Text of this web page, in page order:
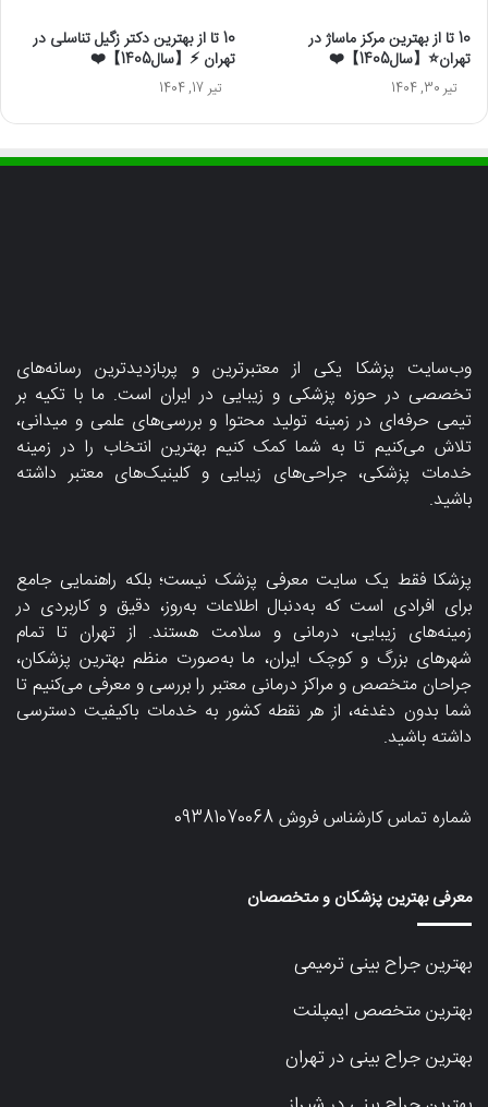
10 تا از بهترین مرکز ماساژ در
تهران⭐【سال1405】❤️
تیر 30, 1404
10 تا از بهترین دکتر زگیل تناسلی در
تهران ⚡【سال1405】❤️
تیر 17, 1404
وب‌سایت پزشکا یکی از معتبرترین و پربازدیدترین رسانه‌های
تخصصی در حوزه پزشکی و زیبایی در ایران است. ما با تکیه بر
تیمی حرفه‌ای در زمینه تولید محتوا و بررسی‌های علمی و میدانی،
تلاش می‌کنیم تا به شما کمک کنیم بهترین انتخاب را در زمینه
خدمات پزشکی، جراحی‌های زیبایی و کلینیک‌های معتبر داشته
باشید.
پزشکا فقط یک سایت معرفی پزشک نیست؛ بلکه راهنمایی جامع
برای افرادی است که به‌دنبال اطلاعات به‌روز، دقیق و کاربردی در
زمینه‌های زیبایی، درمانی و سلامت هستند. از تهران تا تمام
شهرهای بزرگ و کوچک ایران، ما به‌صورت منظم بهترین پزشکان،
جراحان متخصص و مراکز درمانی معتبر را بررسی و معرفی می‌کنیم تا
شما بدون دغدغه، از هر نقطه کشور به خدمات باکیفیت دسترسی
داشته باشید.
شماره تماس کارشناس فروش09381070068
معرفی بهترین پزشکان و متخصصان
بهترین جراح بینی ترمیمی
بهترین متخصص ایمپلنت
بهترین جراح بینی در تهران